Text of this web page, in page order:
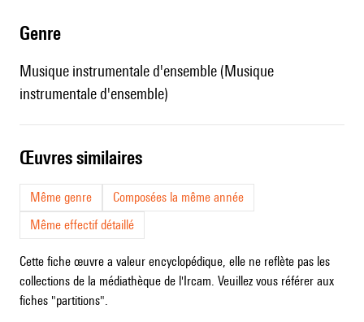
genre
Musique instrumentale d'ensemble (Musique
instrumentale d'ensemble)
œuvres similaires
Même genre
Composées la même année
Même effectif détaillé
Cette fiche œuvre a valeur encyclopédique, elle ne reflète pas les
collections de la médiathèque de l'Ircam. Veuillez vous référer aux
fiches "partitions".